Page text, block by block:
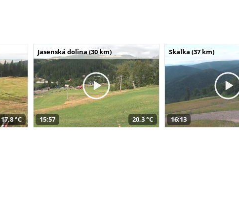
17,8 °C
Jasenská dolina (30 km)
15:57 20,3 °C
Skalka (37 km)
16:13